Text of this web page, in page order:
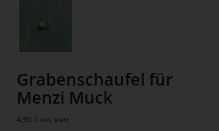
Grabenschaufel für
Menzi Muck
4,90 € inkl. MwSt